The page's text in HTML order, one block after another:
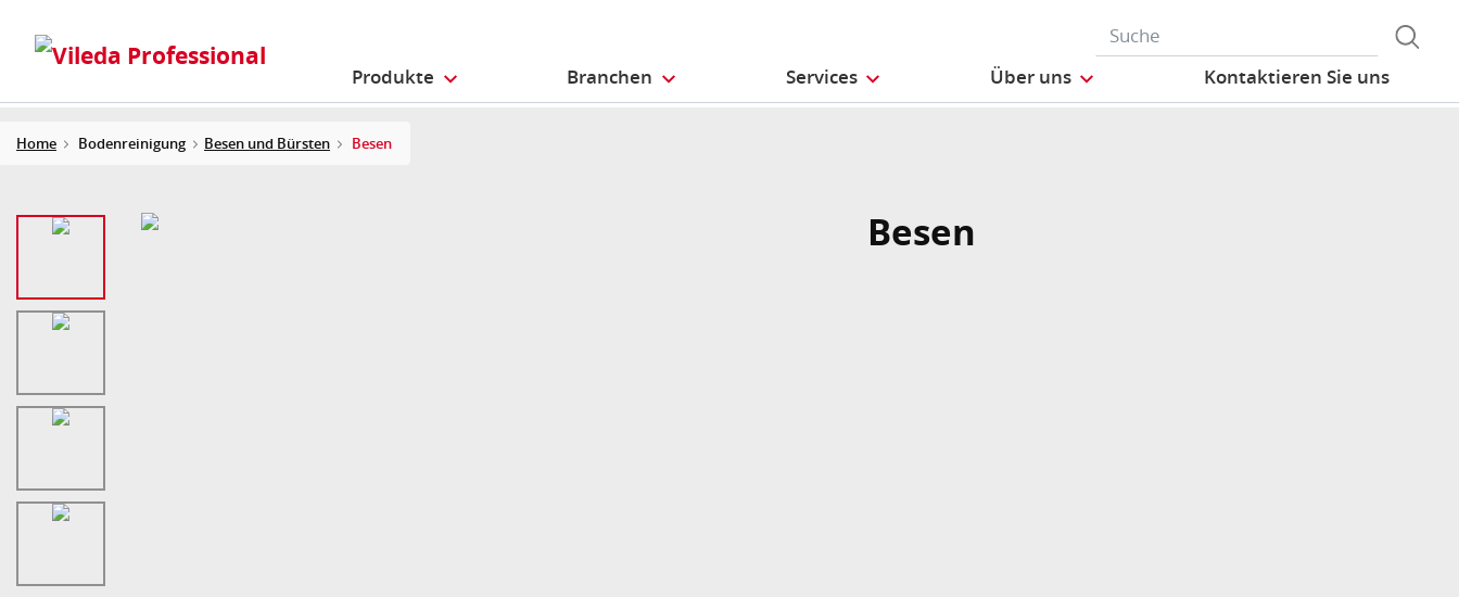
Produkte Branchen Services Über uns Kontaktieren Sie uns
Home Bodenreinigung Besen und Bürsten Besen
Besen